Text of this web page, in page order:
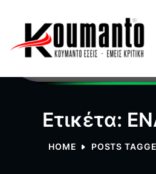
Ετικέτα:
HOME POSTS